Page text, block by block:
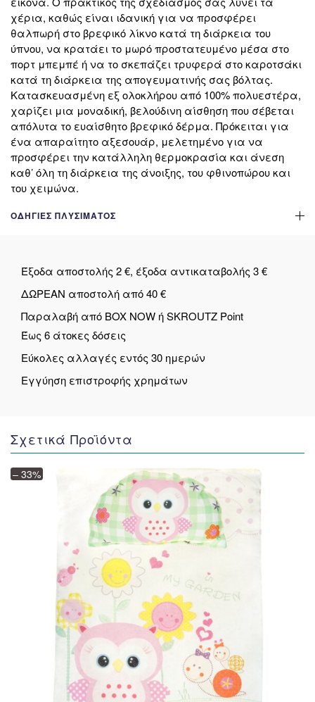
χέρια, καθώς είναι ιδανική για να προσφέρει
θαλπωρή στο βρεφικό λίκνο κατά τη διάρκεια του
ύπνου, να κρατάει το μωρό προστατευμένο μέσα στο
πορτ μπεμπέ ή να το σκεπάζει τρυφερά στο καροτσάκι
κατά τη διάρκεια της απογευματινής σας βόλτας.
Κατασκευασμένη εξ ολοκλήρου από 100% πολυεστέρα,
χαρίζει μια μοναδική, βελούδινη αίσθηση που σέβεται
απόλυτα το ευαίσθητο βρεφικό δέρμα. Πρόκειται για
ένα απαραίτητο αξεσουάρ, μελετημένο για να
προσφέρει την κατάλληλη θερμοκρασία και άνεση
καθ’ όλη τη διάρκεια της άνοιξης, του φθινοπώρου και
του χειμώνα.
ΟΔΗΓΊΕΣ ΠΛΥΣΊΜΑΤΟΣ
Έξοδα αποστολής 2 €, έξοδα αντικαταβολής 3 €
ΔΩΡΕΑΝ αποστολή από 40 €
Παραλαβή από BOX NOW ή SKROUTZ Point
Έως 6 άτοκες δόσεις
Εύκολες αλλαγές εντός 30 ημερών
Εγγύηση επιστροφής χρημάτων
Σχετικά Προϊόντα
– 33%